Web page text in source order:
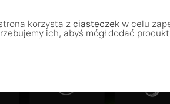
korzysta z ciasteczek w celu
ich, abyś mógł dodać